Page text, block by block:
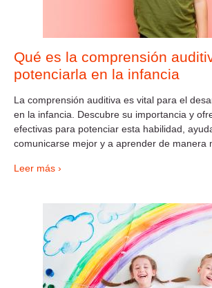
Qué es la comprensión
potenciarla en la infancia
La comprensión auditiva es vital para el
en la infancia. Descubre su importancia y
efectivas para potenciar esta habilidad,
comunicarse mejor y a aprender de manera
Leer más ›